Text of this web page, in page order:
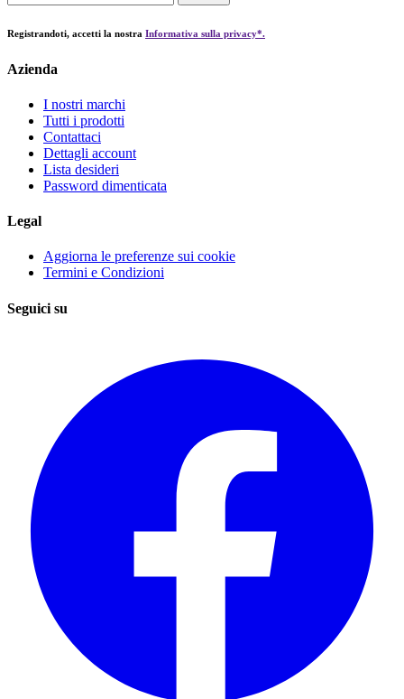
Registrandoti, accetti la nostra Informativa sulla privacy*.
Azienda
I nostri marchi
Tutti i prodotti
Contattaci
Dettagli account
Lista desideri
Password dimenticata
Legal
Aggiorna le preferenze sui cookie
Termini e Condizioni
Seguici su